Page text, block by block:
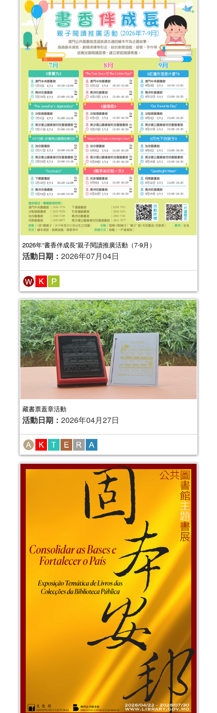
2026年“書香伴成長”親子閱讀推廣活動（7-9月）
活動日期： 2026年07月04日
藏書票蓋章活動
活動日期： 2026年04月27日